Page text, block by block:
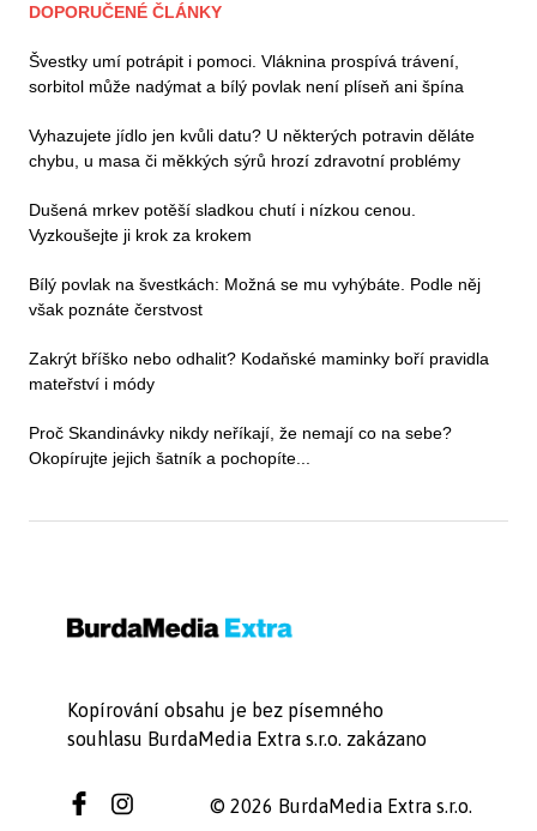
DOPORUČENÉ ČLÁNKY
Švestky umí potrápit i pomoci. Vláknina prospívá trávení,
sorbitol může nadýmat a bílý povlak není plíseň ani špína
Vyhazujete jídlo jen kvůli datu? U některých potravin děláte
chybu, u masa či měkkých sýrů hrozí zdravotní problémy
Dušená mrkev potěší sladkou chutí i nízkou cenou.
Vyzkoušejte ji krok za krokem
Bílý povlak na švestkách: Možná se mu vyhýbáte. Podle něj
však poznáte čerstvost
Zakrýt bříško nebo odhalit? Kodaňské maminky boří pravidla
mateřství i módy
Proč Skandinávky nikdy neříkají, že nemají co na sebe?
Okopírujte jejich šatník a pochopíte...
Kopírování obsahu je bez písemného
souhlasu BurdaMedia Extra s.r.o. zakázano
© 2026 BurdaMedia Extra s.r.o.